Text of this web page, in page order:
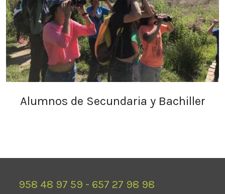
Alumnos de Secundaria y Bachiller
958 48 97 59 - 657 27 98 98